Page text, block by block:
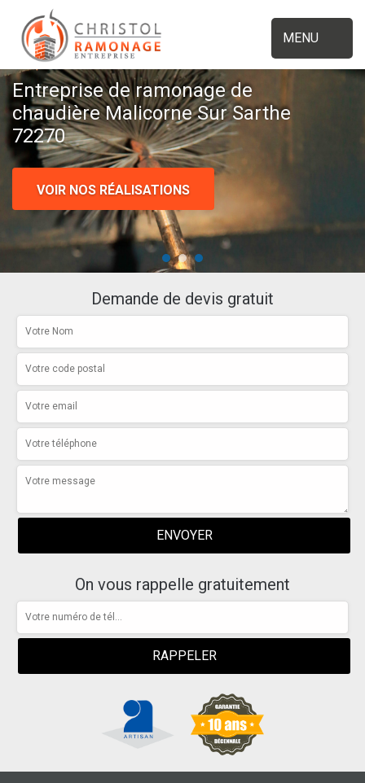
MENU
Entreprise de ramonage de
chaudière Malicorne Sur Sarthe
72270
VOIR NOS RÉALISATIONS
Demande de devis gratuit
On vous rappelle gratuitement